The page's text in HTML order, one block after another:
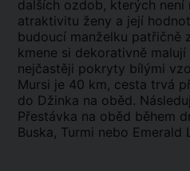
dalších ozdob, kterých není
atraktivitu ženy a její
budoucí manželku patřičně
kmene si dekorativně
nejčastěji pokryty bílými
Mursi je 40 km, cesta trvá
do Džinka na oběd.
Přestávka na oběd během
Buska, Turmi nebo Emerald